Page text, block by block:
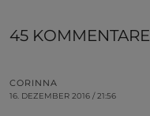
45 KOMMENTARE
CORINNA
16. DEZEMBER 2016 / 21:56